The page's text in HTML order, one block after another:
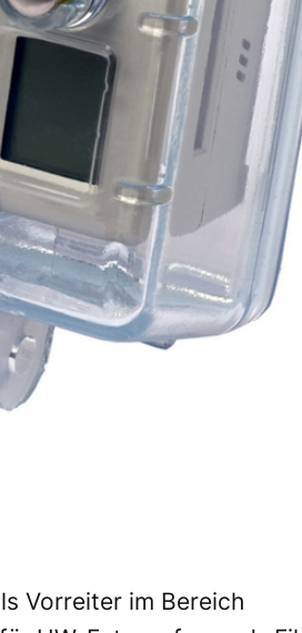
Vorreiter im Bereich